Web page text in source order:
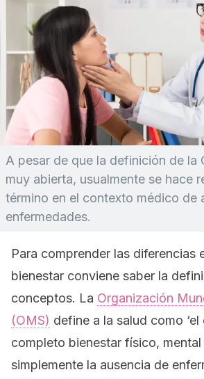
A pesar de que la definición de la
muy abierta, usualmente se hace
término en el contexto médico de
enfermedades.
Para comprender las diferencias
bienestar conviene saber la
conceptos. La Organización
(OMS) define a la salud como
completo bienestar físico,
simplemente la ausencia de